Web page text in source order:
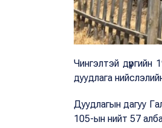
Чингэлтэй
дуудлага
Дуудлагын дагуу
105-ын нийт 57